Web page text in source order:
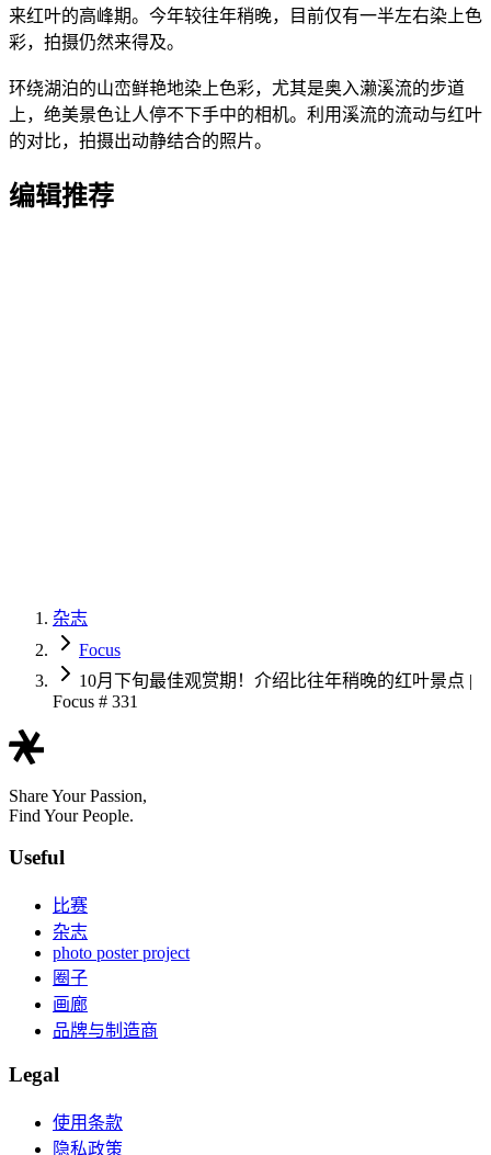
来红叶的高峰期。今年较往年稍晚，目前仅有一半左右染上色
彩，拍摄仍然来得及。
环绕湖泊的山峦鲜艳地染上色彩，尤其是奥入濑溪流的步道
上，绝美景色让人停不下手中的相机。利用溪流的流动与红叶
的对比，拍摄出动静结合的照片。
编辑推荐
杂志
Focus
10月下旬最佳观赏期！介绍比往年稍晚的红叶景点 |
Focus # 331
Share Your Passion,
Find Your People.
Useful
比赛
杂志
photo poster project
圈子
画廊
品牌与制造商
Legal
使用条款
隐私政策